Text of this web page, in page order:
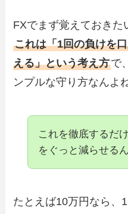
FXでまず覚えておきた
これは「1回の負けを
える」という考え方で
ンプルな守り方なんよね
これを徹底するだ
をぐっと減らせる
たとえば10万円なら、